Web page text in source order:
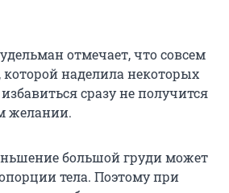
отмечает, что совсем
наделила некоторых
сразу не получится
желании.
большой груди может
тела. Поэтому при